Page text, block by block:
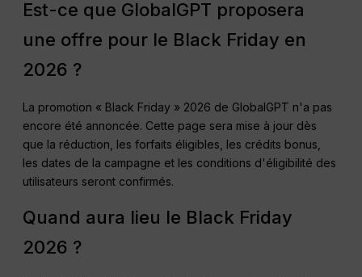
Est-ce que GlobalGPT proposera
une offre pour le Black Friday en
2026 ?
La promotion « Black Friday » 2026 de GlobalGPT n'a pas
encore été annoncée. Cette page sera mise à jour dès
que la réduction, les forfaits éligibles, les crédits bonus,
les dates de la campagne et les conditions d'éligibilité des
utilisateurs seront confirmés.
Quand aura lieu le Black Friday
2026 ?